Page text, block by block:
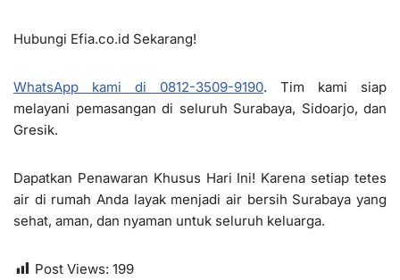
Hubungi Efia.co.id Sekarang!
WhatsApp kami di 0812-3509-9190. Tim kami siap
melayani pemasangan di seluruh Surabaya, Sidoarjo, dan
Gresik.
Dapatkan Penawaran Khusus Hari Ini! Karena setiap tetes
air di rumah Anda layak menjadi air bersih Surabaya yang
sehat, aman, dan nyaman untuk seluruh keluarga.
Post Views: 199